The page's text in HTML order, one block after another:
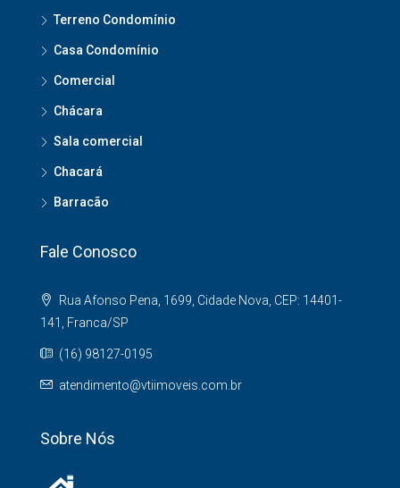
Terreno Condomínio
Casa Condomínio
Comercial
Chácara
Sala comercial
Chacará
Barracão
Fale Conosco
Rua Afonso Pena, 1699, Cidade Nova, CEP: 14401-
141, Franca/SP
(16) 98127-0195
atendimento@vtiimoveis.com.br
Sobre Nós